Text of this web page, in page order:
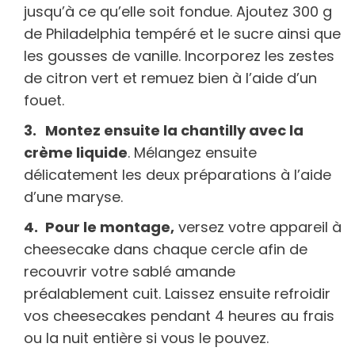
jusqu’à ce qu’elle soit fondue. Ajoutez 300 g
de Philadelphia tempéré et le sucre ainsi que
les gousses de vanille. Incorporez les zestes
de citron vert et remuez bien à l’aide d’un
fouet.
Montez ensuite la chantilly avec la
crème liquide. Mélangez ensuite
délicatement les deux préparations à l’aide
d’une maryse.
Pour le montage, versez votre appareil à
cheesecake dans chaque cercle afin de
recouvrir votre sablé amande
préalablement cuit. Laissez ensuite refroidir
vos cheesecakes pendant 4 heures au frais
ou la nuit entière si vous le pouvez.